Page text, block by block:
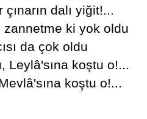
dalı yiğit!...
ki yok oldu
da çok oldu
Leylâ'sına koştu o!...
koştu o!...